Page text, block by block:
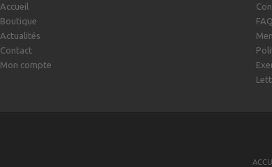
Accueil
Boutique
Actualités
Contact
Mon compte